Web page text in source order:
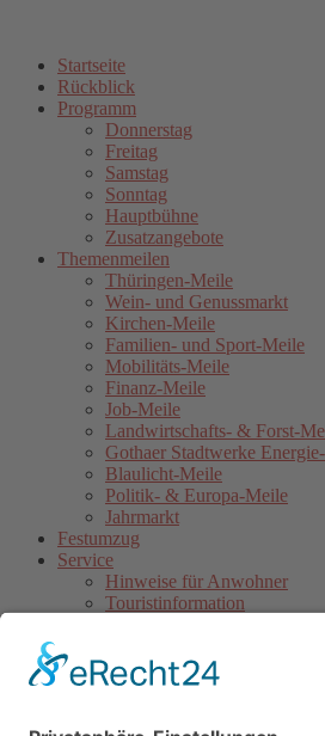
Startseite
Rückblick
Programm
Donnerstag
Freitag
Samstag
Sonntag
Hauptbühne
Zusatzangebote
Themenmeilen
Thüringen-Meile
Wein- und Genussmarkt
Kirchen-Meile
Familien- und Sport-Meile
Mobilitäts-Meile
Finanz-Meile
Job-Meile
Landwirtschafts- & Forst-
Gothaer Stadtwerke
Blaulicht-Meile
Politik- & Europa-Meile
Jahrmarkt
Festumzug
Service
Hinweise für Anwohner
Touristinformation
Veranstaltungsordnung
Kontakt